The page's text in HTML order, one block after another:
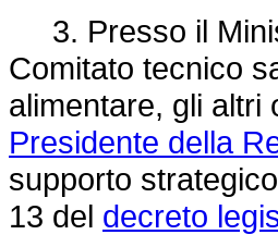
3. Presso il
Comitato tecnico
alimentare, gli altri
Presidente della
supporto
13 del decreto